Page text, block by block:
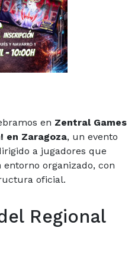
en Zentral Games
en Zaragoza, un evento
a jugadores que
organizado, con
oficial.
Regional